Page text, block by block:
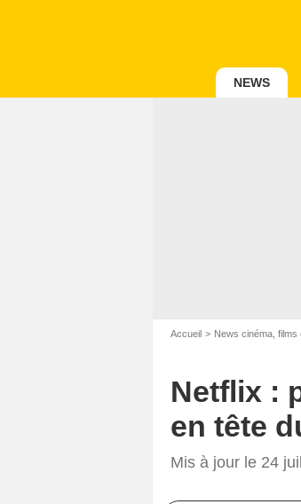
NEWS
Accueil News cinéma, films
Netflix :
en tête
Mis à jour le 24